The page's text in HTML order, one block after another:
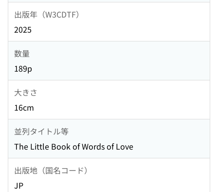
出版年（W3CDTF）
2025
数量
189p
大きさ
16cm
並列タイトル等
The Little Book of Words of Love
出版地（国名コード）
JP